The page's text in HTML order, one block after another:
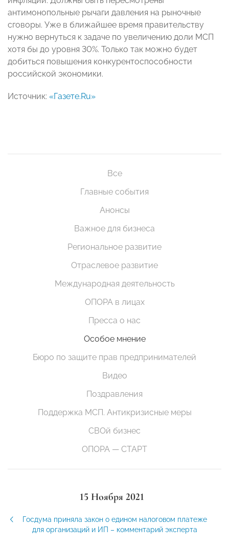
антимонопольные рычаги давления на рыночные
сговоры. Уже в ближайшее время правительству
нужно вернуться к задаче по увеличению доли МСП
хотя бы до уровня 30%. Только так можно будет
добиться повышения конкурентоспособности
российской экономики.
Источник: «Газете.Ru»
Все
Главные события
Анонсы
Важное для бизнеса
Региональное развитие
Отраслевое развитие
Международная деятельность
ОПОРА в лицах
Пресса о нас
Особое мнение
Бюро по защите прав предпринимателей
Видео
Поздравления
Поддержка МСП. Антикризисные меры
СВОй бизнес
ОПОРА — СТАРТ
15 Ноября 2021
Госдума приняла закон о едином налоговом платеже
для организаций и ИП – комментарий эксперта